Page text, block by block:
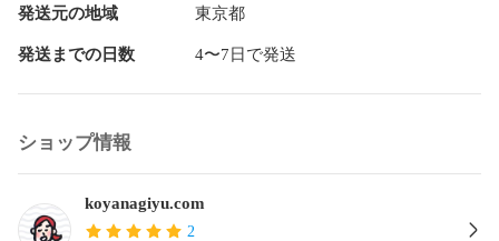
玉置標本 「大山君のカレイ」
シブヤメグミ 「ハロー、私。」
ドルショック竹下 「いまわのきわに」
発送元の地域 東京都
発送までの日数 4〜7日で発送
ショップ情報
koyanagiyu.com
2